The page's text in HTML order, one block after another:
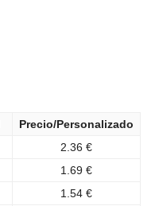
Precio/Personalizado
2.36 €
1.69 €
1.54 €